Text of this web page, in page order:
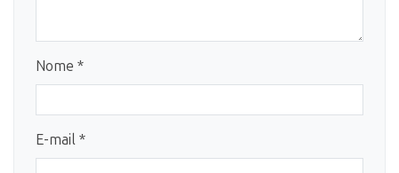
Nome *
E-mail *